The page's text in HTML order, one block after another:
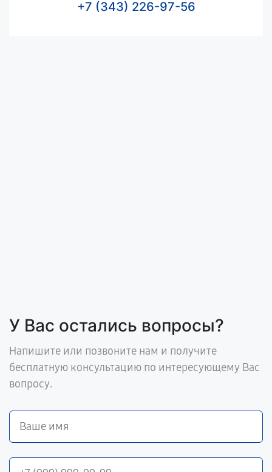
+7 (343) 226-97-56
У Вас остались вопросы?
Напишите или позвоните нам и получите
бесплатную консультацию по интересующему Вас
вопросу.